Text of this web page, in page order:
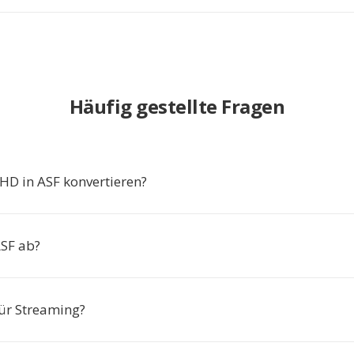
Häufig gestellte Fragen
in ASF konvertieren?
ab?
Streaming?